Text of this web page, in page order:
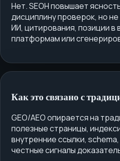
Нет. SEOH повышает
дисциплину проверок, но
ИИ, цитирования, позиции в
платформам или
Как это связано с
GEO/AEO опирается на
полезные страницы,
внутренние ссылки,
честные сигналы